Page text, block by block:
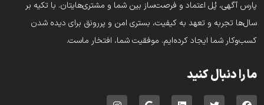
پارس‌ آگهی، پُل اعتماد و فرصت‌ساز بین شما و مشتری‌هایتان. با تکیه بر
سال‌ها تجربه و تعهد به کیفیت، بستری امن و پررونق برای دیده شدن
کسب‌وکار شما ایجاد کرده‌ایم. موفقیت شما، افتخار ماست.
ما را دنبال کنید